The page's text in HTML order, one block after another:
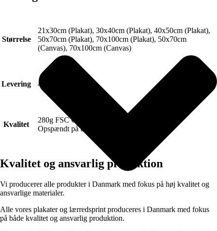
Størrelse
21x30cm (Plakat), 30x40cm (Plakat), 40x50cm (Plakat),
50x70cm (Plakat), 70x100cm (Plakat), 50x70cm
(Canvas), 70x100cm (Canvas)
Levering 4-6 hverdage.
Kvalitet
280g FSC Certificeret Art canvas (Lærred).
Opspændt på blindramme.
Kvalitet og ansvarlig produktion
Vi producerer alle produkter i Danmark med fokus på høj kvalitet og
ansvarlige materialer.
Alle vores plakater og lærredsprint produceres i Danmark med fokus
på både kvalitet og ansvarlig produktion.